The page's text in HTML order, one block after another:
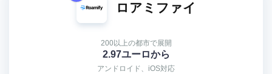
ロアミファイ
200以上の都市で展開
2.97ユーロから
アンドロイド、iOS対応